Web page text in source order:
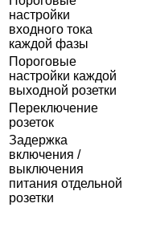
настройки
входного тока
каждой фазы
Пороговые
настройки каждой
выходной розетки
Переключение
розеток
Задержка
включения /
выключения
питания отдельной
розетки